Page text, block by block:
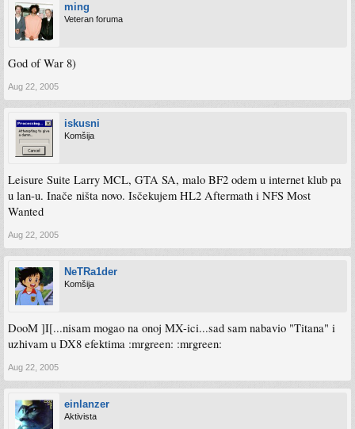
ming
Veteran foruma
God of War 8)
Aug 22, 2005
iskusni
Komšija
Leisure Suite Larry MCL, GTA SA, malo BF2 odem u internet klub pa
u lan-u. Inače ništa novo. Isčekujem HL2 Aftermath i NFS Most
Wanted
Aug 22, 2005
NeTRa1der
Komšija
DooM ]I[...nisam mogao na onoj MX-ici...sad sam nabavio "Titana" i
uzhivam u DX8 efektima :mrgreen: :mrgreen:
Aug 22, 2005
einlanzer
Aktivista